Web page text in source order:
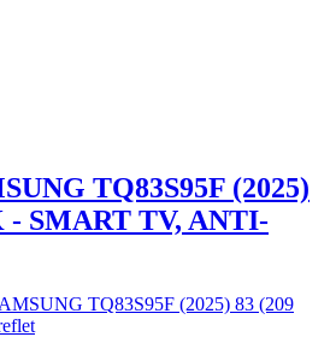
TQ83S95F (2025)
- SMART TV, ANTI-